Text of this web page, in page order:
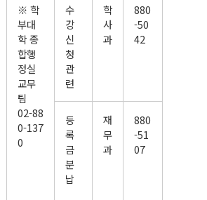
※ 학
부대
학 종
합행
정실
교무
팀
02-88
0-137
0
수
강
신
청
관
련
학
사
과
880
-50
42
등
록
금
분
납
재
무
과
880
-51
07